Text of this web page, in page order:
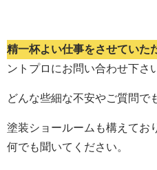
精一杯よい仕事をさせていた
ントプロにお問い合わせ下さ
どんな些細な不安やご質問で
塗装ショールームも構えてお
何でも聞いてください。